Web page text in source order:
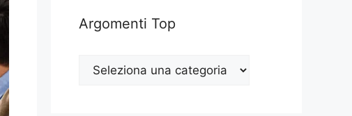
Argomenti Top
Argomenti